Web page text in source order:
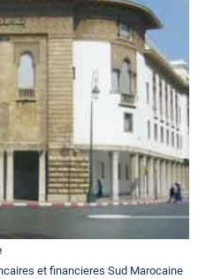
et financieres Sud Marocaine